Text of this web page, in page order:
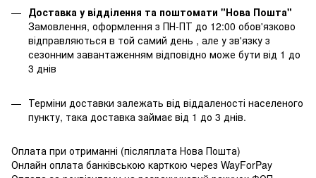
Доставка у відділення та поштомати "Нова Пошта"
Замовлення, оформлення з ПН-ПТ до 12:00 обов'язково
відправляються в той самий день , але у зв'язку з
сезонним завантаженням відповідно може бути від 1 до
3 днів
Терміни доставки залежать від віддаленості населеного
пункту, така доставка займає від 1 до 3 днів.
Оплата при отриманні (післяплата Нова Пошта)
Онлайн оплата банківською карткою через WayForPay